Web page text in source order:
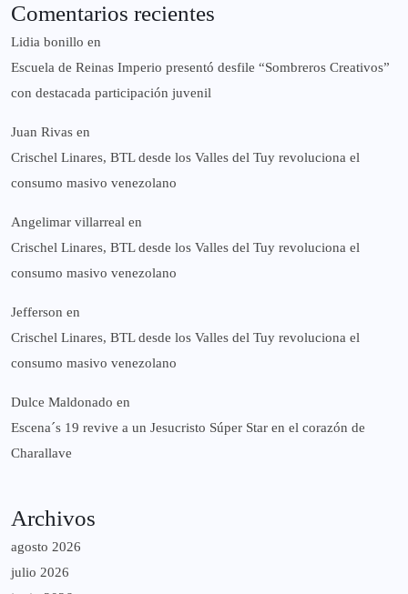
Comentarios recientes
Lidia bonillo en
Escuela de Reinas Imperio presentó desfile “Sombreros Creativos”
con destacada participación juvenil
Juan Rivas en
Crischel Linares, BTL desde los Valles del Tuy revoluciona el
consumo masivo venezolano
Angelimar villarreal en
Crischel Linares, BTL desde los Valles del Tuy revoluciona el
consumo masivo venezolano
Jefferson en
Crischel Linares, BTL desde los Valles del Tuy revoluciona el
consumo masivo venezolano
Dulce Maldonado en
Escena´s 19 revive a un Jesucristo Súper Star en el corazón de
Charallave
Archivos
agosto 2026
julio 2026